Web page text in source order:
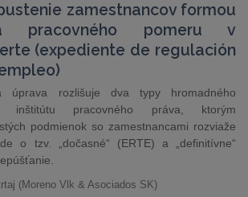
zamestnancov formou
pracovného pomeru v
(expediente de regulación
úprava rozlišuje dva typy hromadného
inštitútu pracovného práva, ktorým
podmienok so zamestnancami rozviaže
o tzv. „dočasné“ (ERTE) a „definitívne“
(Moreno Vlk & Asociados SK)